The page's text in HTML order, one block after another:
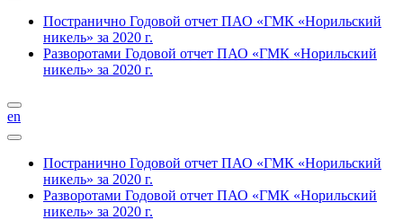
Постранично Годовой отчет ПАО «ГМК «Норильский
никель» за 2020 г.
Разворотами Годовой отчет ПАО «ГМК «Норильский
никель» за 2020 г.
en
Постранично Годовой отчет ПАО «ГМК «Норильский
никель» за 2020 г.
Разворотами Годовой отчет ПАО «ГМК «Норильский
никель» за 2020 г.